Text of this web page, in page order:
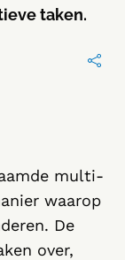
taken.
multi-
waarop
De
over,